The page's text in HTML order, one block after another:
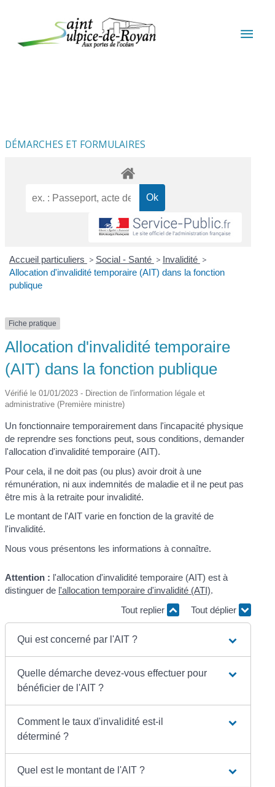
DÉMARCHES ET FORMULAIRES
Accueil particuliers > Social - Santé > Invalidité >
Allocation d'invalidité temporaire (AIT) dans la fonction
publique
Fiche pratique
Allocation d'invalidité temporaire
(AIT) dans la fonction publique
Vérifié le 01/01/2023 - Direction de l'information légale et
administrative (Première ministre)
Un fonctionnaire temporairement dans l'incapacité physique
de reprendre ses fonctions peut, sous conditions, demander
l'allocation d'invalidité temporaire (AIT).
Pour cela, il ne doit pas (ou plus) avoir droit à une
rémunération, ni aux indemnités de maladie et il ne peut pas
être mis à la retraite pour invalidité.
Le montant de l'AIT varie en fonction de la gravité de
l'invalidité.
Nous vous présentons les informations à connaître.
Attention : l'allocation d'invalidité temporaire (AIT) est à
distinguer de l'allocation temporaire d'invalidité (ATI).
Tout replier
Tout déplier
Qui est concerné par l'AIT ?
Quelle démarche devez-vous effectuer pour
bénéficier de l'AIT ?
Comment le taux d'invalidité est-il
déterminé ?
Quel est le montant de l'AIT ?